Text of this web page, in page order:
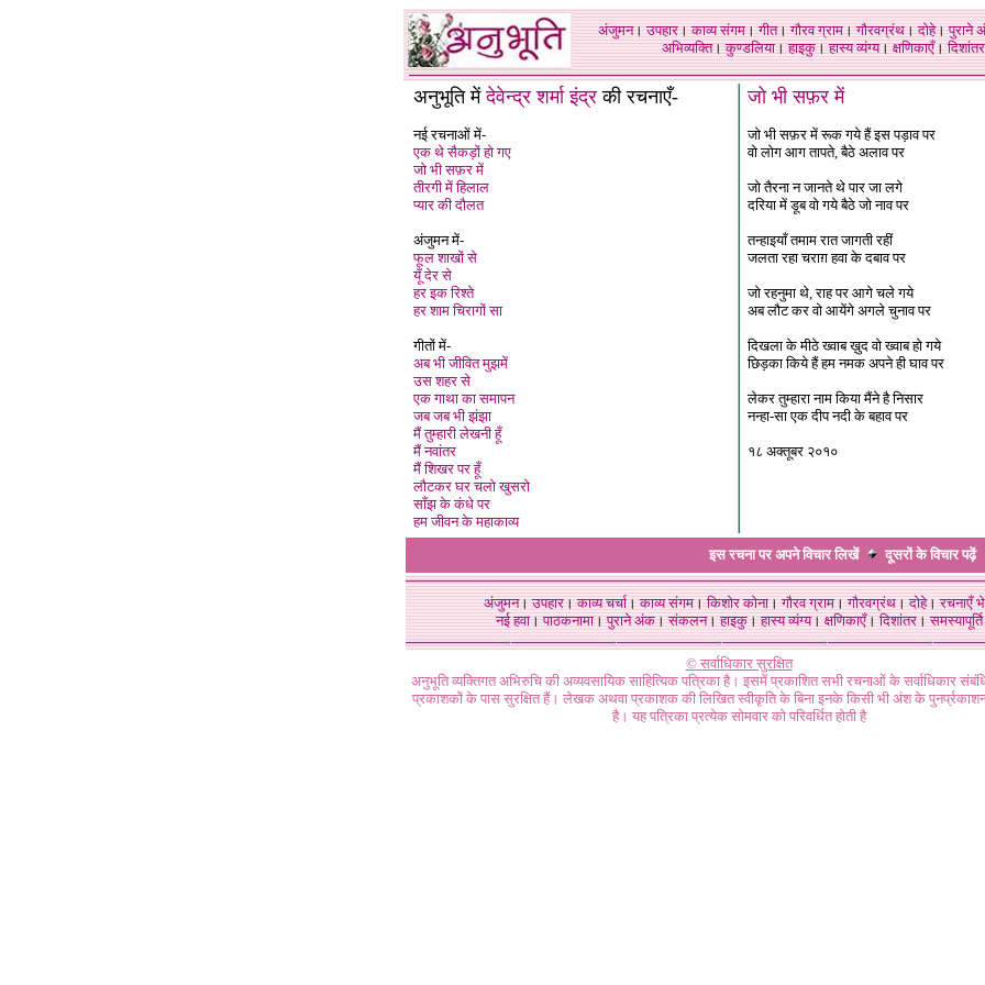
अंजुमन।उपहार।काव्य संगम।गीत।गौरव ग्राम।गौरवग्रंथ।दोहे।पुराने
अभिव्यक्ति।कुण्डलिया।हाइकु।हास्य व्यंग्य।क्षणिकाएँ।दिशांतर
अनुभूति मेंदेवेन्द्र शर्मा इंद्र की रचनाएँ-
नई रचनाओं में-
एक थे सैकड़ों हो गए
जो भी सफ़र में
तीरगी में हिलाल
प्यार की दौलत
अंजुमन में-
फूल शाखों से
यूँ देर से
हर इक रिश्ते
हर शाम चिरागों सा
गीतों में-
अब भी जीवित मुझमें
उस शहर से
एक गाथा का समापन
जब जब भी झंझा
मैं तुम्हारी लेखनी हूँ
मैं नवांतर
मैं शिखर पर हूँ
लौटकर घर चलो खुसरो
साँझ के कंधे पर
हम जीवन के महाकाव्य
जो भी सफ़र में
जो भी सफ़र में रूक गये हैं इस पड़ाव पर
वो लोग आग तापते, बैठे अलाव पर
जो तैरना न जानते थे पार जा लगे
दरिया में डूब वो गये बैठे जो नाव पर
तन्हाइयाँ तमाम रात जागती रहीं
जलता रहा चराग़ हवा के दबाव पर
जो रहनुमा थे, राह पर आगे चले गये
अब लौट कर वो आयेंगे अगले चुनाव पर
दिखला के मीठे ख्वाब ख़ुद वो ख्वाब हो गये
छिड़का किये हैं हम नमक अपने ही घाव पर
लेकर तुम्हारा नाम किया मैंने है निसार
नन्हा-सा एक दीप नदी के बहाव पर
१८ अक्तूबर २०१०
इस रचना पर अपने विचार लिखें दूसरों के विचारपढ़ें
अंजुमन।उपहार।काव्य चर्चा।काव्य संगम।किशोर कोना।गौरव ग्राम।गौरवग्रंथ।दोहे।रचनाएँ
नई हवा। पाठकनामा। पुराने अंक। संकलन। हाइकु। हास्य व्यंग्य। क्षणिकाएँ। दिशांतर। समस्यापूर्ति
© सर्वाधिकार सुरक्षित
अनुभूति व्यक्तिगत अभिरुचि की अव्यवसायिक साहित्यिक पत्रिका है। इसमें प्रकाशित सभी रचनाओं के सर्वाधिकार
प्रकाशकों के पास सुरक्षित हैं। लेखक अथवा प्रकाशक की लिखित स्वीकृति के बिना इनके किसी भी अंश के
है। यह पत्रिका प्रत्येक सोमवार को परिवर्धित होती है